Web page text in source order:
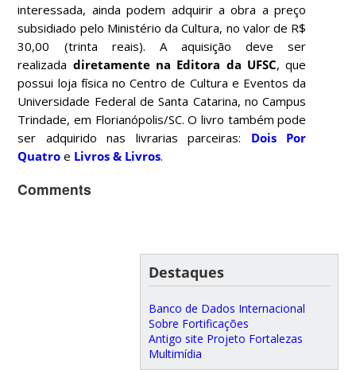
interessada, ainda podem adquirir a obra a preço
subsidiado pelo Ministério da Cultura, no valor de R$
30,00 (trinta reais). A aquisição deve ser
realizada diretamente na Editora da UFSC, que
possui loja física no Centro de Cultura e Eventos da
Universidade Federal de Santa Catarina, no Campus
Trindade, em Florianópolis/SC. O livro também pode
ser adquirido nas livrarias parceiras: Dois Por
Quatro e Livros & Livros.
Comments
Destaques
Banco de Dados Internacional
Sobre Fortificações
Antigo site Projeto Fortalezas
Multimídia